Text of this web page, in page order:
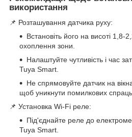
використання
📌 Розташування датчика руху:
Встановіть його на висоті
охоплення зони.
Налаштуйте чутливість і час
Tuya Smart.
Не спрямовуйте датчик на
щоб уникнути помилкових
📌 Установка Wi-Fi реле:
Під'єднайте реле до
Tuya Smart.